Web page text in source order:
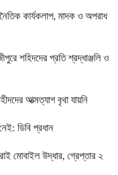
কার্যকলাপ, মাদক ও অপরাধ
শহিদদের প্রতি শ্রদ্ধাঞ্জলি ও
আত্মত্যাগ বৃথা যায়নি
ডিবি প্রধান
মোবাইল উদ্ধার, গ্রেপ্তার ২